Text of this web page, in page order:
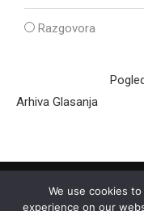
Razgovora
Arhiva Glasanja
We use cookies
experience on our